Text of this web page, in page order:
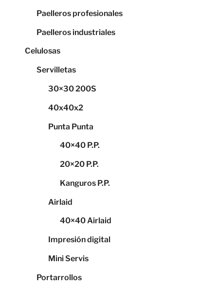
Paelleros profesionales
Paelleros industriales
Celulosas
Servilletas
30×30 200S
40x40x2
Punta Punta
40×40 P.P.
20×20 P.P.
Kanguros P.P.
Airlaid
40×40 Airlaid
Impresión digital
Mini Servis
Portarrollos